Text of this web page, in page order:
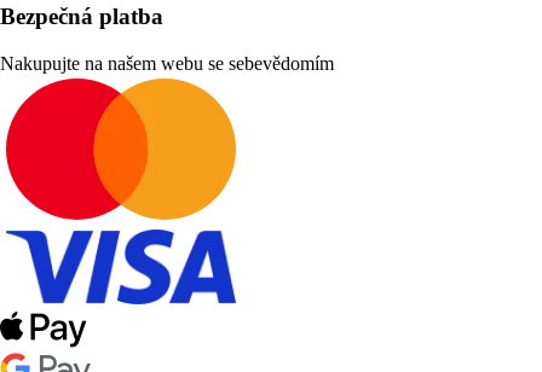
Bezpečná platba
Nakupujte na našem webu se sebevědomím